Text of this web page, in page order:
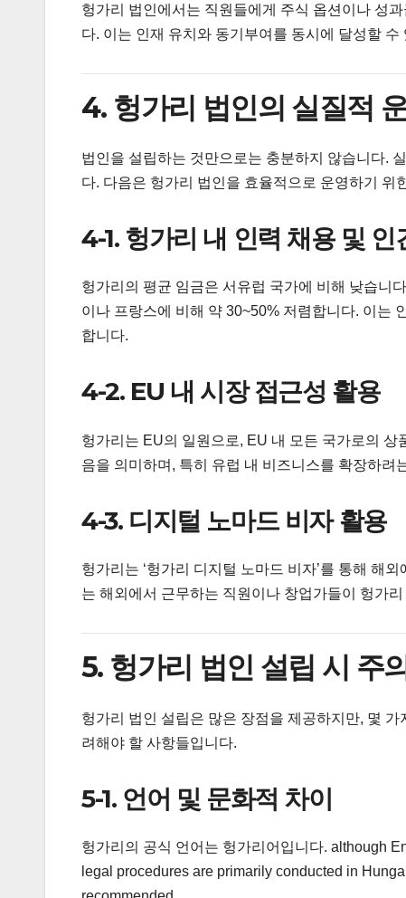
헝가리 법인에서는 직원들에게 주식 옵션이나 성
다. 이는 인재 유치와 동기부여를 동시에 달성할 수
4. 헝가리 법인의 실질적
법인을 설립하는 것만으로는 충분하지 않습니다.
다. 다음은 헝가리 법인을 효율적으로 운영하기 위
4-1. 헝가리 내 인력 채용 및 인
헝가리의 평균 임금은 서유럽 국가에 비해 낮습니
이나 프랑스에 비해 약 30~50% 저렴합니다. 이는
합니다.
4-2. EU 내 시장 접근성 활용
헝가리는 EU의 일원으로, EU 내 모든 국가로의
음을 의미하며, 특히 유럽 내 비즈니스를 확장하려
4-3. 디지털 노마드 비자 활용
헝가리는 ‘헝가리 디지털 노마드 비자’를 통해 해
는 해외에서 근무하는 직원이나 창업가들이 헝가
5. 헝가리 법인 설립 시 주
헝가리 법인 설립은 많은 장점을 제공하지만, 몇
려해야 할 사항들입니다.
5-1. 언어 및 문화적 차이
헝가리의 공식 언어는 헝가리어입니다. although
legal procedures are primarily conducted in